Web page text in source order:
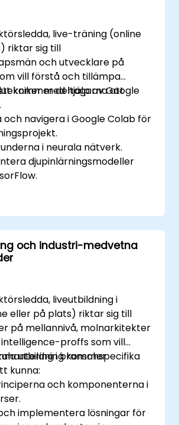
live-träning (online
riktar sig till
och utvecklare på
vill förstå och tillämpa
med hjälp av Google
kommer deltagarna att
och navigera i Google Colab för
i neurala nätverk.
djupinlärningsmodeller
funktioner i
för djupinlärning.
och industri-medvetna
liveutbildning i
eller på plats) riktar sig till
på mellannivå, molnarkitekter
intelligence-proffs som vill
i branschspecifika
utbildning kommer
kunna:
och komponenterna i
implementera lösningar för